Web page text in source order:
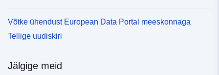
Võtke ühendust European Data Portal meeskonnaga
Tellige uudiskiri
Jälgige meid